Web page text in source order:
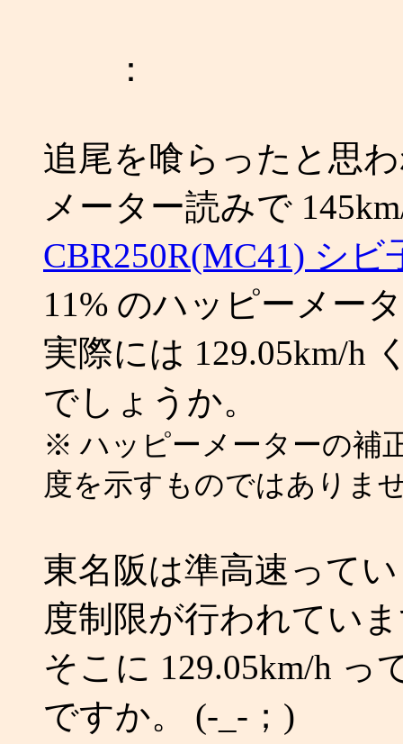
：
追尾を喰らったと思
メーター読みで
CBR250R(MC41) シビ
11% のハッピーメー
実際には 129.05km/h
でしょうか。
※ ハッピーメーターの補
度を示すものではありま
東名阪は準高速って
度制限が行われてい
そこに 129.05km/h っ
ですか。 (-_-；)